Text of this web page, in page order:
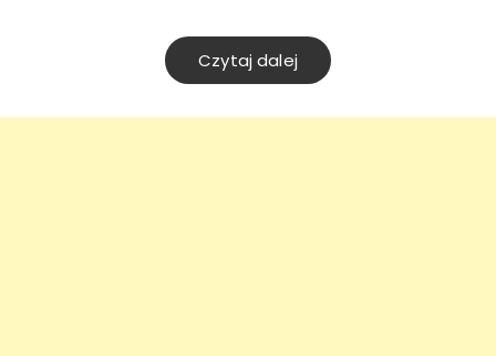
Czytaj dalej